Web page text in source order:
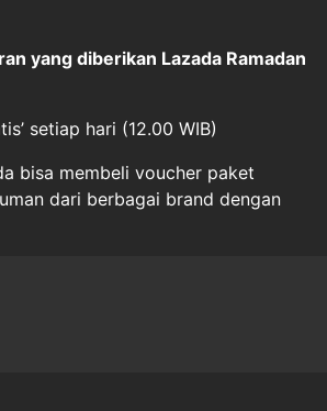
yang diberikan Lazada Ramadan
setiap hari (12.00 WIB)
bisa membeli voucher paket
dari berbagai brand dengan